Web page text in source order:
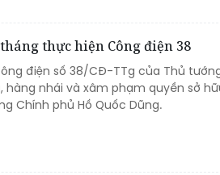
thực hiện Công điện 38
điện số 38/CĐ-TTg của Thủ
nhái và xâm phạm quyền sở
Chính phủ Hồ Quốc Dũng.